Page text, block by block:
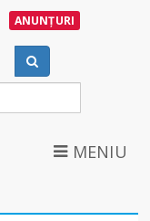
ANUNȚURI
MENIU